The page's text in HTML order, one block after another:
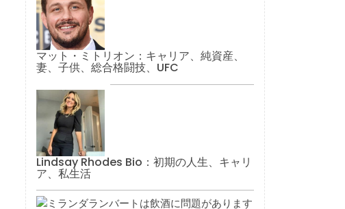
マット・ミトリオン：キャリア、純資産、
妻、子供、総合格闘技、UFC
Lindsay Rhodes Bio：初期の人生、キャリ
ア、私生活